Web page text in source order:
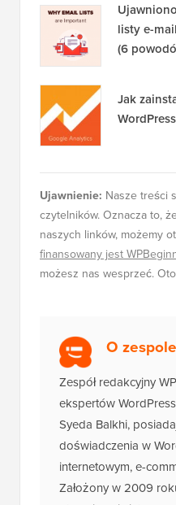
listy e-
(6
Jak
Ujawnienie: Nasze treści
czytelników. Oznacza to,
naszych linków, możemy
finansowany jest
możesz nas wesprzeć.
O
Zespół redakcyjny
ekspertów
Syeda Balkhi,
doświadczenia w
internetowym, e-
Założony w 2009